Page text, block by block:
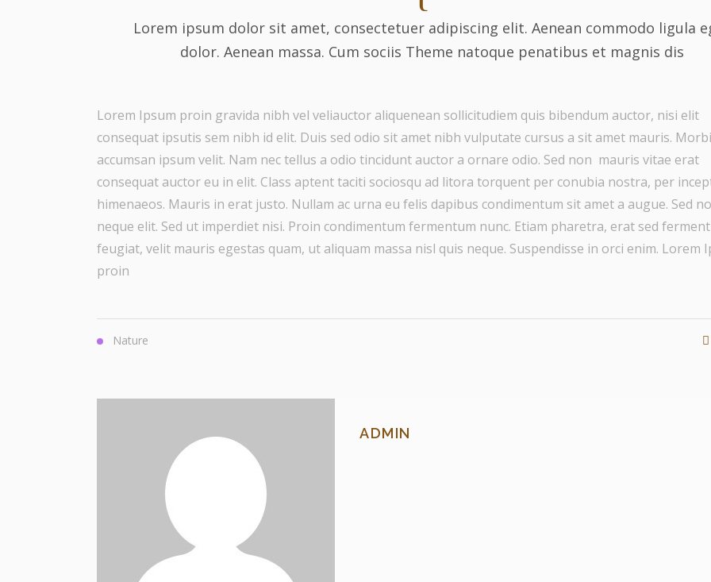
Lorem ipsum dolor sit amet, consectetuer adipiscing elit. Aenean commodo ligula
dolor. Aenean massa. Cum sociis Theme natoque penatibus et magnis dis
Lorem Ipsum proin gravida nibh vel veliauctor aliquenean sollicitudiem quis bibendum auctor, nisi elit
consequat ipsutis sem nibh id elit. Duis sed odio sit amet nibh vulputate cursus a sit amet mauris. Morbi
accumsan ipsum velit. Nam nec tellus a odio tincidunt auctor a ornare odio. Sed non mauris vitae erat
consequat auctor eu in elit. Class aptent taciti sociosqu ad litora torquent per conubia nostra, per
himenaeos. Mauris in erat justo. Nullam ac urna eu felis dapibus condimentum sit amet a augue. Sed
neque elit. Sed ut imperdiet nisi. Proin condimentum fermentum nunc. Etiam pharetra, erat sed
feugiat, velit mauris egestas quam, ut aliquam massa nisl quis neque. Suspendisse in orci enim. Lorem
proin
Nature
ADMIN